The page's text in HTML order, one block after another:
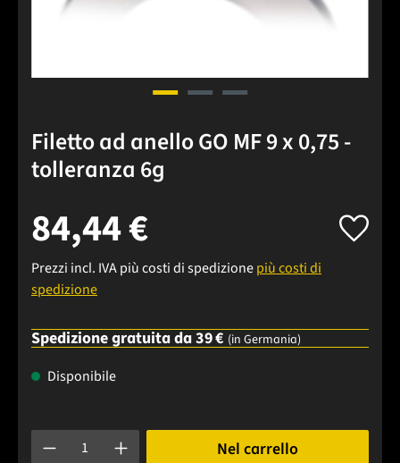
Filetto ad anello GO MF 9 x 0,75 -
tolleranza 6g
84,44 €
Prezzi incl. IVA più costi di spedizionepiù costi di
spedizione
Spedizione gratuita da 39 € (in Germania)
Disponibile
Quantità del prodotto: inserisci la quantità desiderata o
Nel carrello